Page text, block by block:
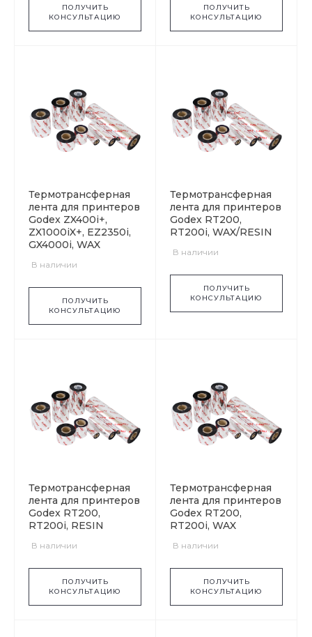
ПОЛУЧИТЬ
КОНСУЛЬТАЦИЮ
ПОЛУЧИТЬ
КОНСУЛЬТАЦИЮ
Термотрансферная
лента для принтеров
Godex ZX400i+,
ZX1000iX+, EZ2350i,
GX4000i, WAX
В наличии
ПОЛУЧИТЬ
КОНСУЛЬТАЦИЮ
Термотрансферная
лента для принтеров
Godex RT200,
RT200i, WAX/RESIN
В наличии
ПОЛУЧИТЬ
КОНСУЛЬТАЦИЮ
Термотрансферная
лента для принтеров
Godex RT200,
RT200i, RESIN
В наличии
ПОЛУЧИТЬ
КОНСУЛЬТАЦИЮ
Термотрансферная
лента для принтеров
Godex RT200,
RT200i, WAX
В наличии
ПОЛУЧИТЬ
КОНСУЛЬТАЦИЮ